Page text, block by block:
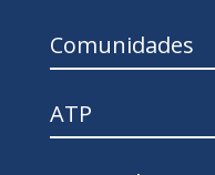
Comunidades
ATP